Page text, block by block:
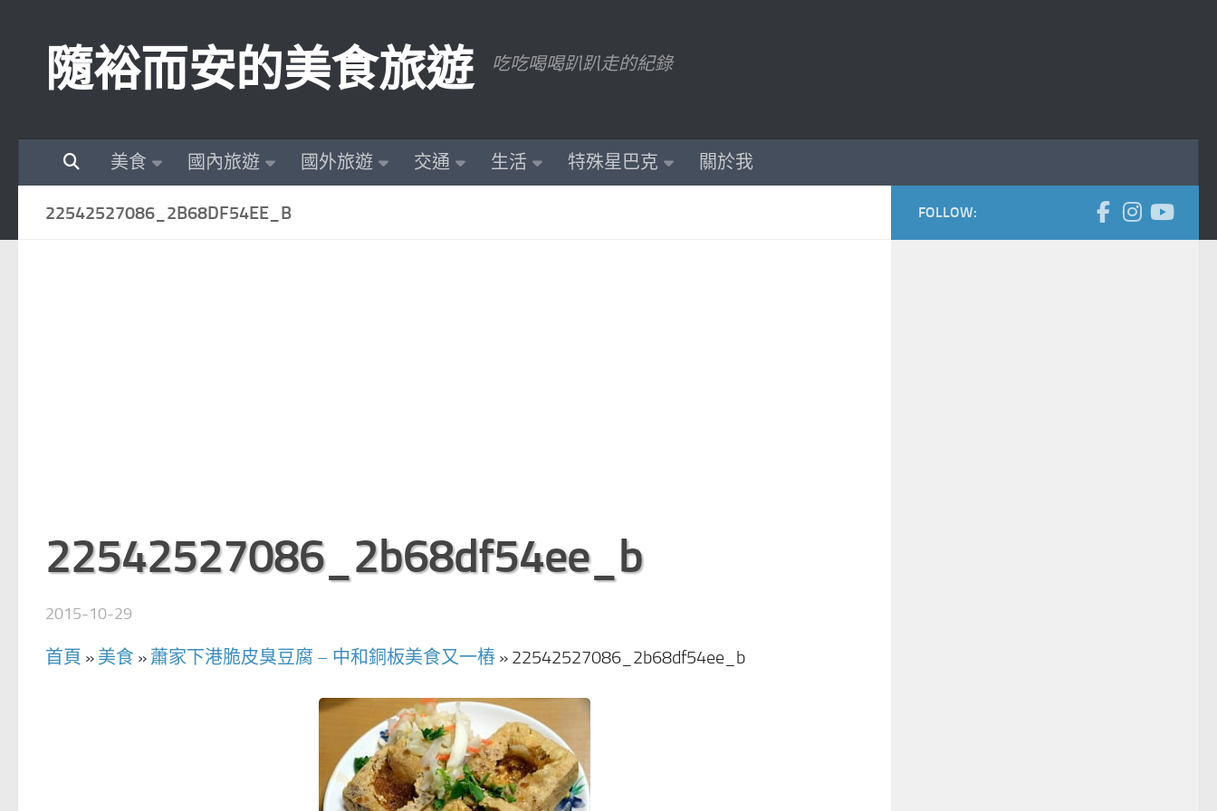
隨裕而安的美食旅遊 吃吃喝喝趴趴走的紀錄
美食 國內旅遊 國外旅遊 交通 生活 特殊星巴克 關於我
22542527086_2B68DF54EE_B
22542527086_2b68df54ee_b
2015-10-29
首頁 » 美食 » 蕭家下港脆皮臭豆腐 – 中和銅板美食又一樁 » 22542527086_2b68df54ee_b
FOLLOW: